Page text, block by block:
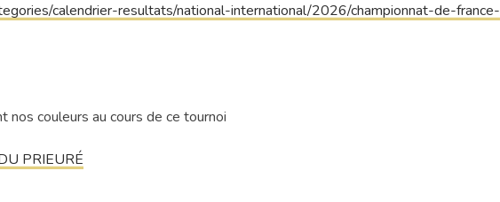
calendrier-resultats/national-international/2026/championnat-de-france-
nos couleurs au cours de ce tournoi
PRIEURÉ